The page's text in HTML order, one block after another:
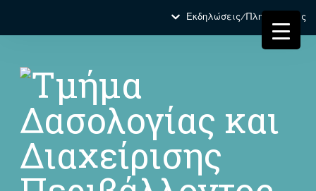
Εκδηλώσεις/Πληροφορίες